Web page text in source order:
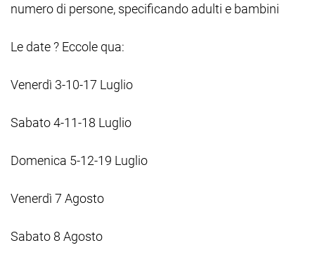
numero di persone, specificando adulti e bambini
Le date ? Eccole qua:
Venerdì 3-10-17 Luglio
Sabato 4-11-18 Luglio
Domenica 5-12-19 Luglio
Venerdì 7 Agosto
Sabato 8 Agosto